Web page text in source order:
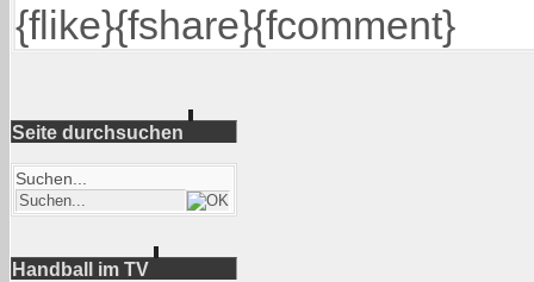
{flike}{fshare}{fcomment}
Seite durchsuchen
Suchen...
Handball im TV